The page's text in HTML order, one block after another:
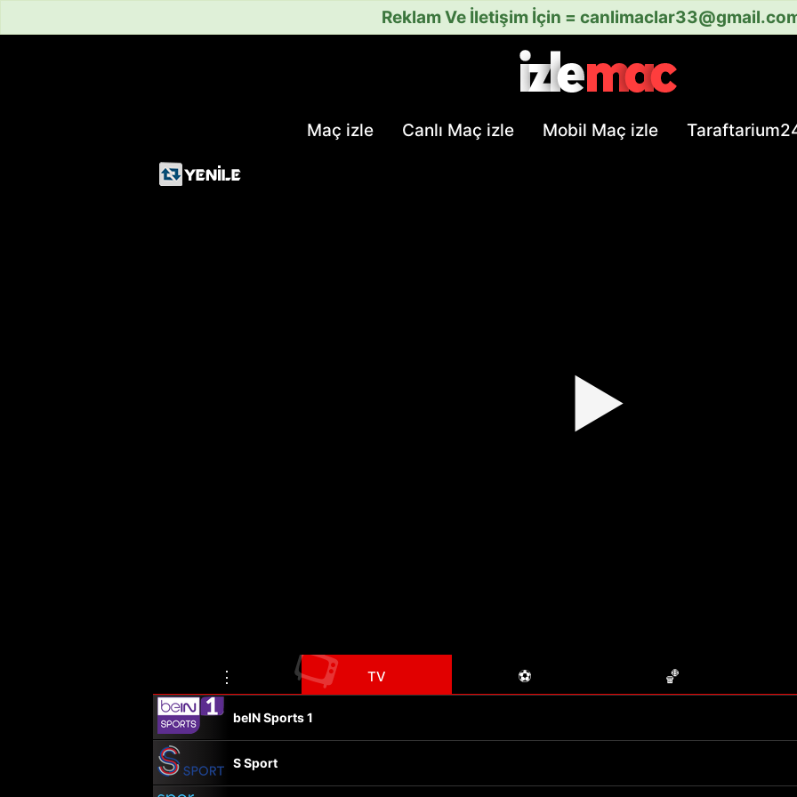
Reklam Ve İletişim İçin =
Maç izle Canlı Maç izle Mobil Maç izle
▶
⋮ 📺 TV ⚽ 🏀
beIN Sports 1
S Sport